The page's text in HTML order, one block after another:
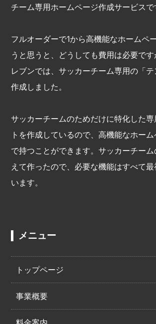
チーム専用ホームページ作成サービスで
フルオーダーで1から高機能なホームペ
うと思うと、どうしても費用は必要で
レブンでは、サッカーチーム専用の「
作成しました。
サッカーチームのためだけに特化した
トを作成しているので、高機能なホー
で持つことができます。サッカーチー
えて作ったので、必要な機能はすべて
います。
メニュー
トップページ
事業概要